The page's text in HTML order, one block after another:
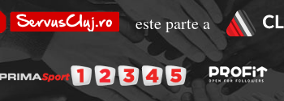
este parte a